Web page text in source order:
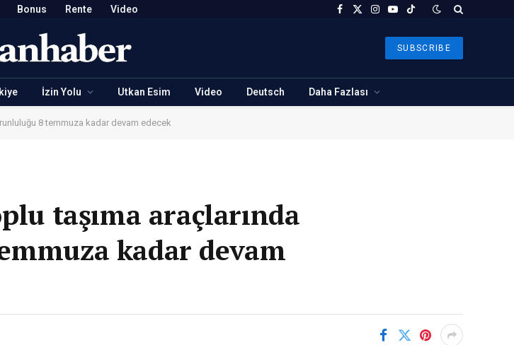
Bonus Rente Video Facebook
X
Instagram
YouTubeTikTok
SUBSCRIBE
İzin Yolu Utkan Esim Video Deutsch Daha Fazlası
8 temmuza kadar devam edecek
taşıma araçlarında
kadar devam